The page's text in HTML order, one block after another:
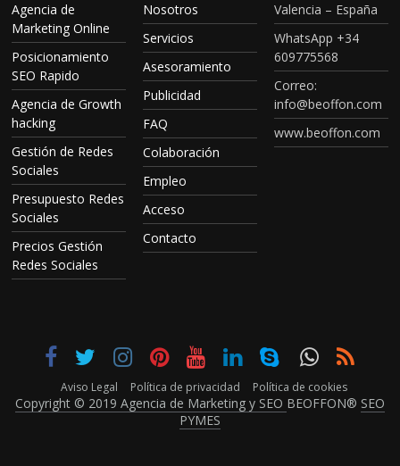
Agencia de
Marketing Online
Posicionamiento
SEO Rapido
Agencia de Growth
hacking
Gestión de Redes
Sociales
Presupuesto Redes
Sociales
Precios Gestión
Redes Sociales
Nosotros
Servicios
Asesoramiento
Publicidad
FAQ
Colaboración
Empleo
Acceso
Contacto
Valencia – España
WhatsApp +34
609775568
Correo:
info@beoffon.com
www.beoffon.com
Aviso Legal Política de privacidad Política de cookies
Copyright © 2019 Agencia de Marketing y SEO BEOFFON® SEO
PYMES